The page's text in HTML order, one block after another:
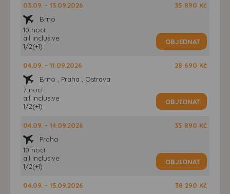
03.09. - 13.09.2026
Brno
10 nocí
all inclusive
1/2(+1)
35 890 Kč
OBJEDNAT
04.09. - 11.09.2026
Brno , Praha , Ostrava
7 nocí
all inclusive
1/2(+1)
28 690 Kč
OBJEDNAT
04.09. - 14.09.2026
Praha
10 nocí
all inclusive
1/2(+1)
35 890 Kč
OBJEDNAT
04.09. - 15.09.2026
38 290 Kč